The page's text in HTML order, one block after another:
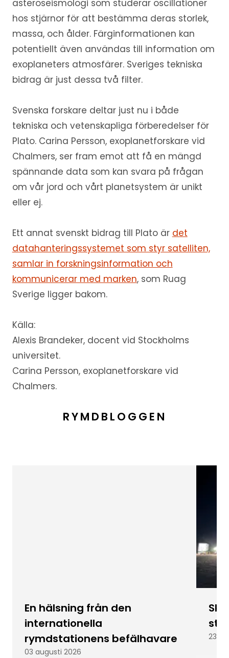
asteroseismologi som studerar oscillationer
hos stjärnor för att bestämma deras storlek,
massa, och ålder. Färginformationen kan
potentiellt även användas till information om
exoplaneters atmosfärer. Sveriges tekniska
bidrag är just dessa två filter.
Svenska forskare deltar just nu i både
tekniska och vetenskapliga förberedelser för
Plato. Carina Persson, exoplanetforskare vid
Chalmers, ser fram emot att få en mängd
spännande data som kan svara på frågan
om vår jord och vårt planetsystem är unikt
eller ej.
Ett annat svenskt bidrag till Plato är det
datahanteringssystemet som styr satelliten,
samlar in forskningsinformation och
kommunicerar med marken, som Ruag
Sverige ligger bakom.
Källa:
Alexis Brandeker, docent vid Stockholms
universitet.
Carina Persson, exoplanetforskare vid
Chalmers.
RYMDBLOGGEN
En hälsning från den
internationella
rymdstationens befälhavare
03 augusti 2026
23